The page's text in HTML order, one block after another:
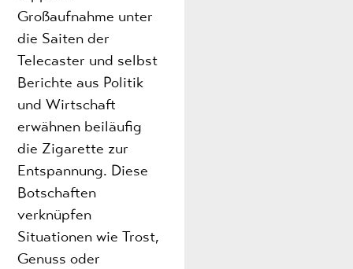
Großaufnahme unter
die Saiten der
Telecaster und selbst
Berichte aus Politik
und Wirtschaft
erwähnen beiläufig
die Zigarette zur
Entspannung. Diese
Botschaften
verknüpfen
Situationen wie Trost,
Genuss oder